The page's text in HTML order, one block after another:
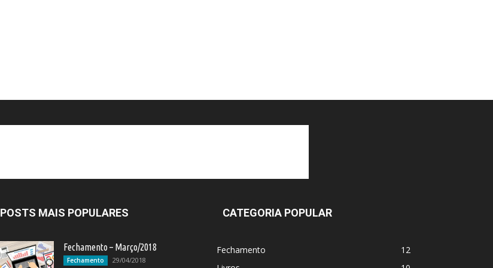
POSTS MAIS POPULARES
Fechamento – Março/2018
Fechamento 29/04/2018
CATEGORIA POPULAR
Fechamento
12